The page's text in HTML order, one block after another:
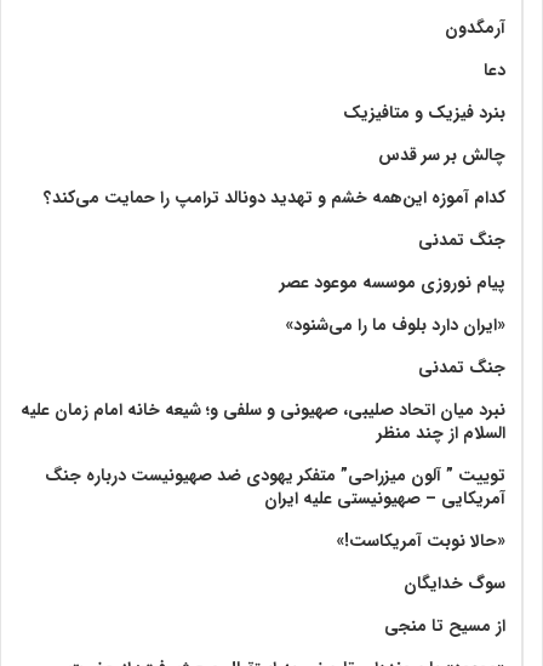
آرمگدون
دعا
بنرد فیزیک و متافیزیک
چالش بر سر قدس
کدام آموزه این‌همه خشم و تهدید دونالد ترامپ را حمایت می‌کند؟
جنگ تمدنی
پیام نوروزی موسسه موعود عصر
«ایران دارد بلوف ما را می‌شنود»
جنگ تمدنی
نبرد میان اتحاد صلیبی، صهیونی و سلفی و؛ شیعه خانه امام زمان علیه
السلام از چند منظر
توییت ” آلون میزراحی” متفکر یهودی ضد صهیونیست درباره جنگ
آمریکایی – صهیونیستی علیه ایران
«حالا نوبت آمریکاست!»
سوگ خدایگان
از مسیح تا منجی